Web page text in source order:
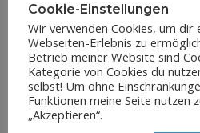
Cookie-Einstellungen
Wir verwenden Cookies, um dir
Webseiten-Erlebnis zu
Betrieb meiner Website sind
Kategorie von Cookies du
selbst! Um ohne
Funktionen meine Seite nutzen
„Akzeptieren“.